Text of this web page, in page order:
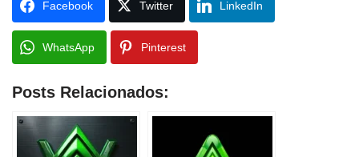
Facebook Twitter LinkedIn
WhatsApp Pinterest
Posts Relacionados: